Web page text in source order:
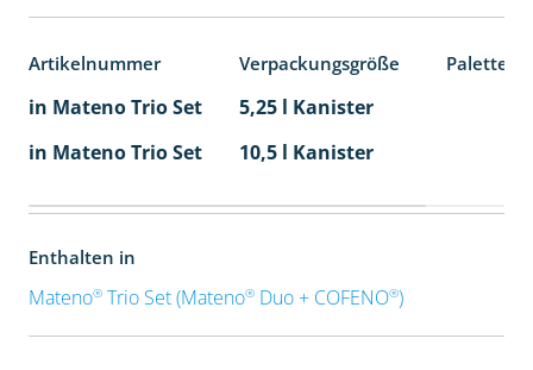
Artikelnummer Verpackungsgröße
in Mateno Trio Set
5,25 l Kanister
in Mateno Trio Set
10,5 l Kanister
Enthalten in
Mateno®Trio Set (Mateno®Duo + COFENO®)